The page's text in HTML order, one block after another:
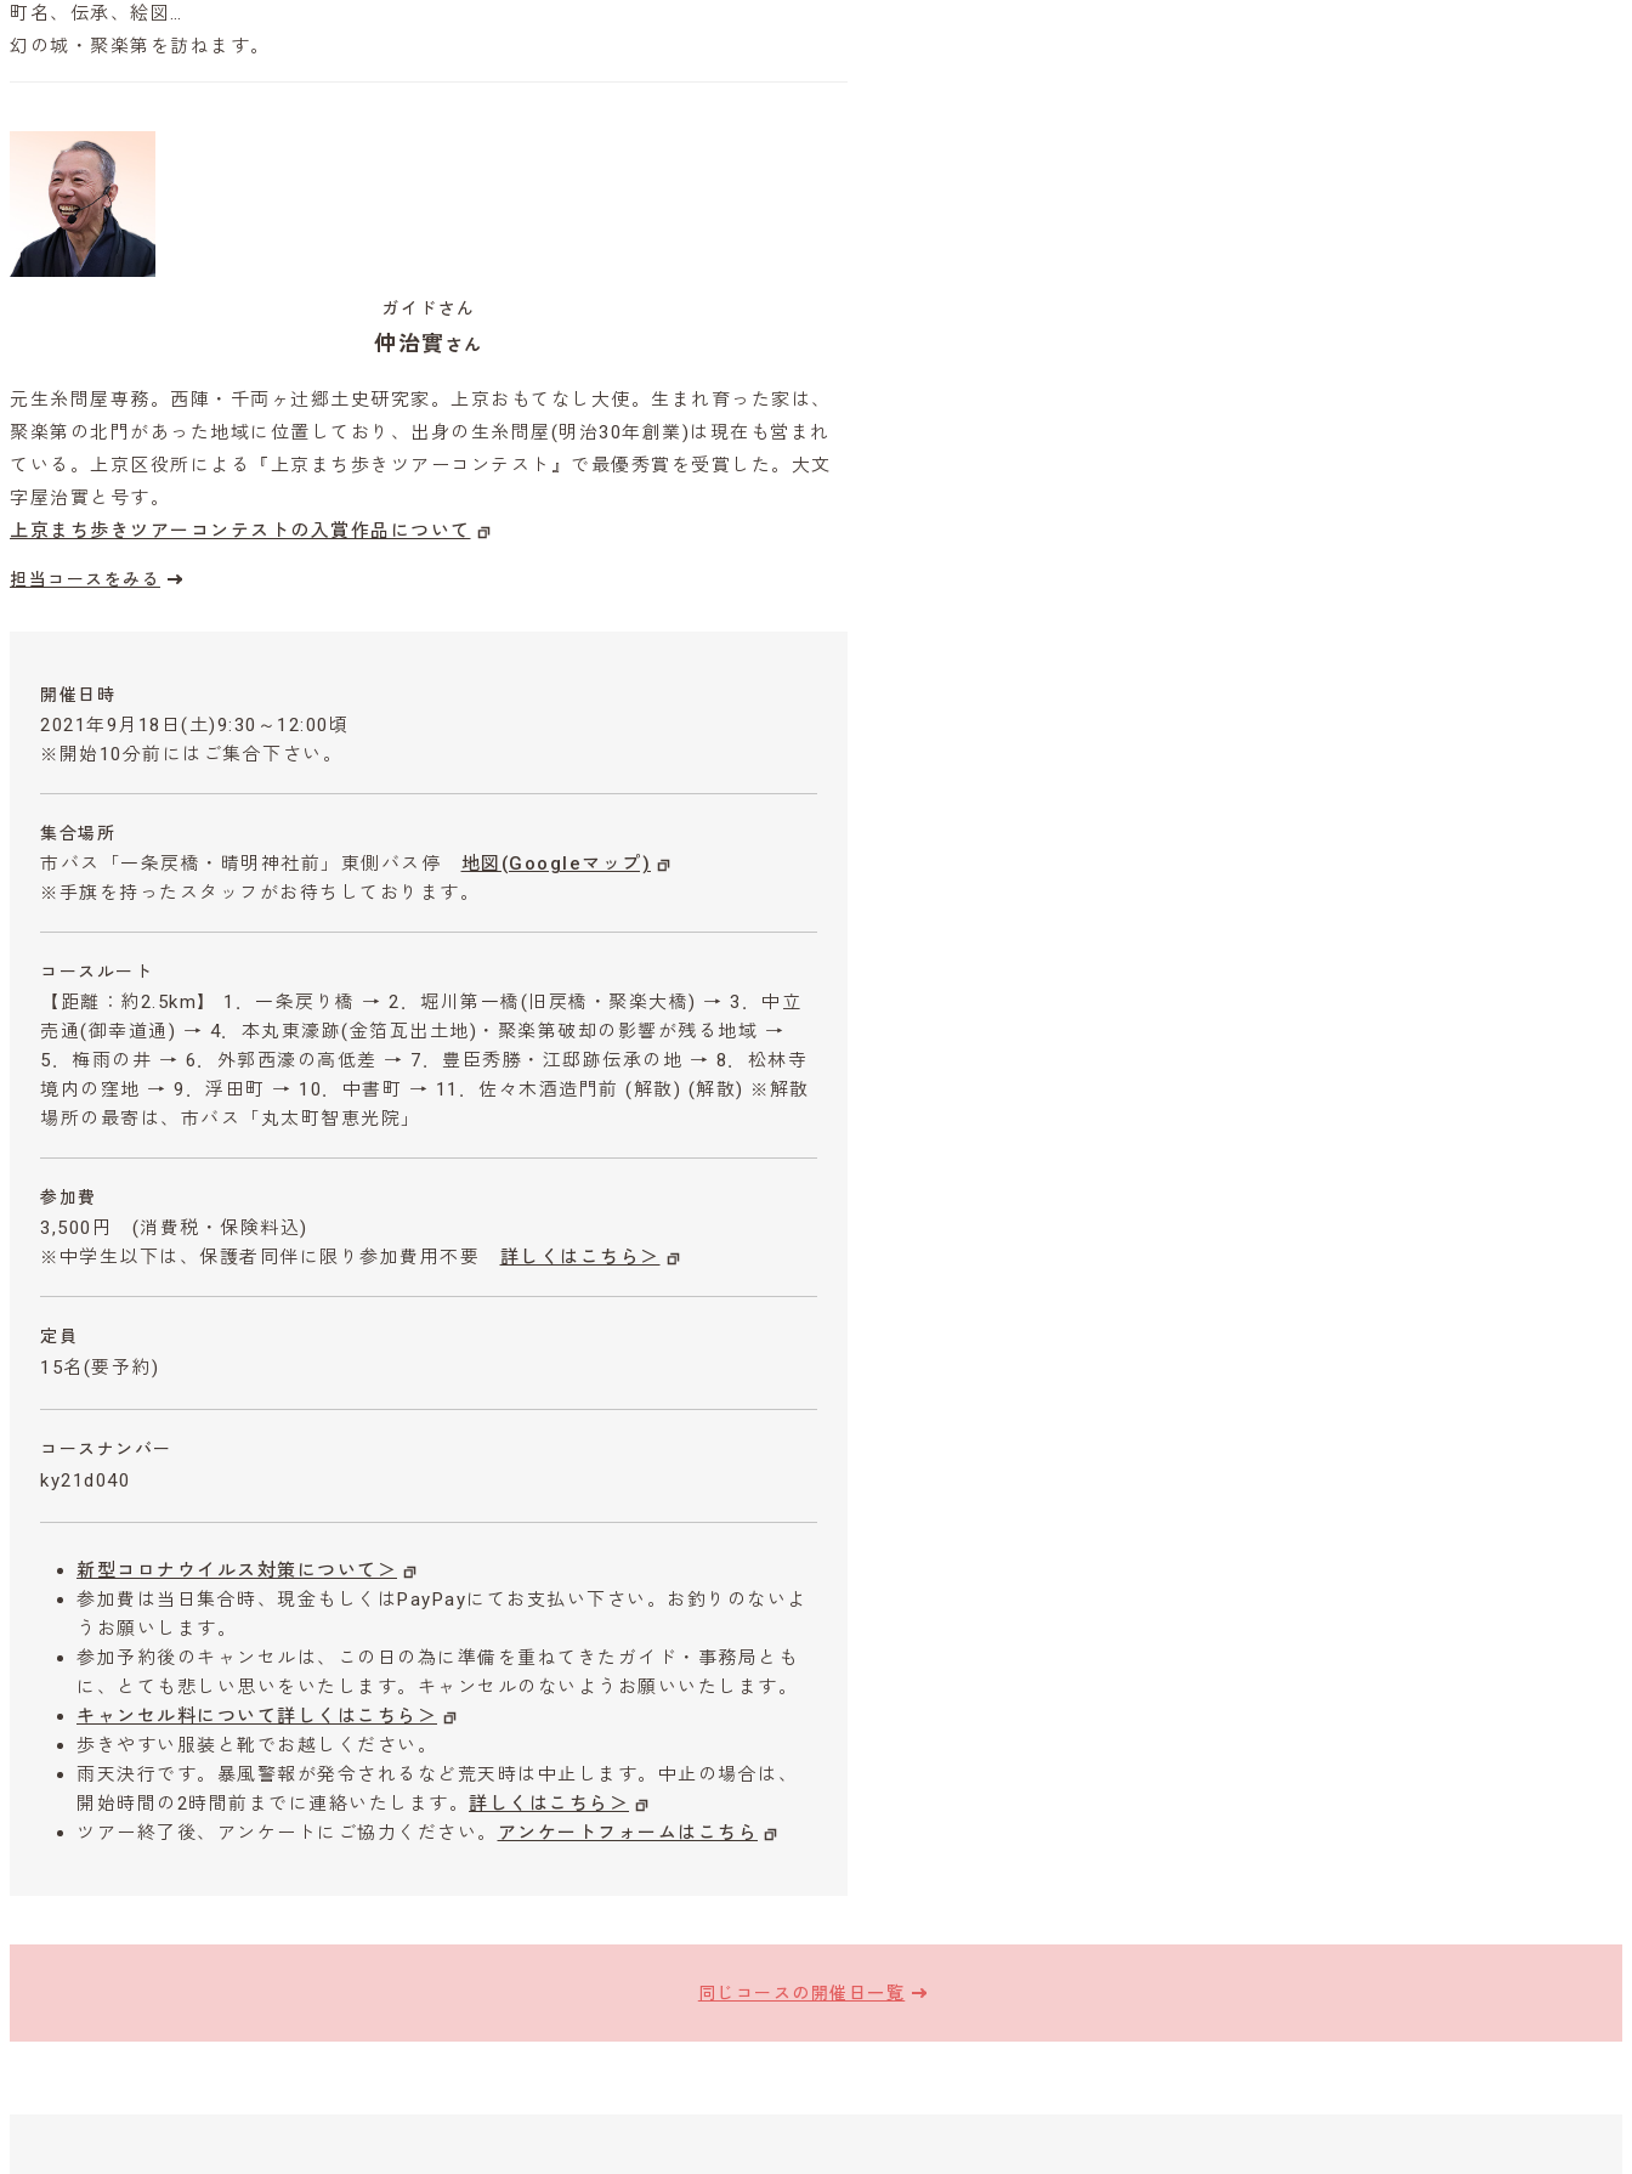
町名、伝承、絵図…
幻の城・聚楽第を訪ねます。
ガイドさん
仲治實 さん
元生糸問屋専務。西陣・千両ヶ辻郷土史研究家。上京おもてなし大使。生まれ育った家は、
聚楽第の北門があった地域に位置しており、出身の生糸問屋(明治30年創業)は現在も営まれ
ている。上京区役所による『上京まち歩きツアーコンテスト』で最優秀賞を受賞した。大文
字屋治實と号す。
上京まち歩きツアーコンテストの入賞作品について
担当コースをみる
開催日時
2021年9月18日(土)9:30～12:00頃
※開始10分前にはご集合下さい。
集合場所
市バス「一条戻橋・晴明神社前」東側バス停 地図(Googleマップ)
※手旗を持ったスタッフがお待ちしております。
コースルート
【距離：約2.5km】 1．一条戻り橋 → 2．堀川第一橋(旧戻橋・聚楽大橋) → 3．中立
売通(御幸道通) → 4．本丸東濠跡(金箔瓦出土地)・聚楽第破却の影響が残る地域 →
5．梅雨の井 → 6．外郭西濠の高低差 → 7．豊臣秀勝・江邸跡伝承の地 → 8．松林寺
境内の窪地 → 9．浮田町 → 10．中書町 → 11．佐々木酒造門前 (解散) (解散) ※解散
場所の最寄は、市バス「丸太町智恵光院」
参加費
3,500円 (消費税・保険料込)
※中学生以下は、保護者同伴に限り参加費用不要 詳しくはこちら＞
定員
15名(要予約)
コースナンバー
ky21d040
新型コロナウイルス対策について＞
参加費は当日集合時、現金もしくはPayPayにてお支払い下さい。お釣りのないよ
うお願いします。
参加予約後のキャンセルは、この日の為に準備を重ねてきたガイド・事務局とも
に、とても悲しい思いをいたします。キャンセルのないようお願いいたします。
キャンセル料について詳しくはこちら＞
歩きやすい服装と靴でお越しください。
雨天決行です。暴風警報が発令されるなど荒天時は中止します。中止の場合は、
開始時間の2時間前までに連絡いたします。 詳しくはこちら＞
ツアー終了後、アンケートにご協力ください。
アンケートフォームはこちら
同じコースの開催日一覧